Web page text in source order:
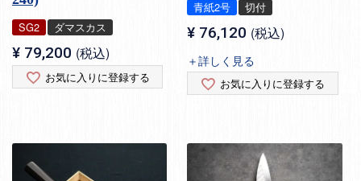
SG2 ダマスカス
¥ 79,200 税込
お気に入りに登録する
青紙2号 切付
¥ 76,120 税込
＋詳しく見る
お気に入りに登録する